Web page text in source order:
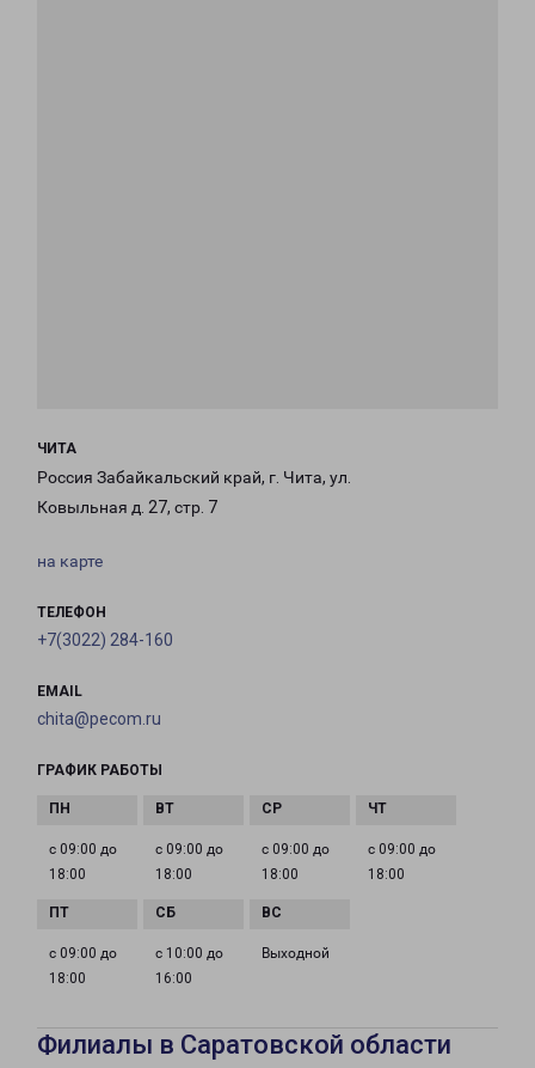
ЧИТА
Россия Забайкальский край, г. Чита, ул.
Ковыльная д. 27, стр. 7
на карте
ТЕЛЕФОН
+7(3022) 284-160
EMAIL
chita@pecom.ru
ГРАФИК РАБОТЫ
с 09:00 до
18:00
с 09:00 до
18:00
с 09:00 до
18:00
с 09:00 до
18:00
с 09:00 до
18:00
с 10:00 до
16:00
Выходной
Филиалы в Саратовской области